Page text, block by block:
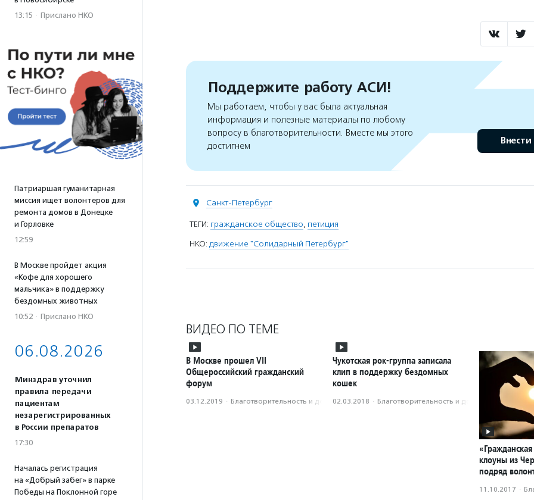
13:15 · Прислано НКО
Патриаршая гуманитарная
миссия ищет волонтеров для
ремонта домов в Донецке
и Горловке
12:59
В Москве пройдет акция
«Кофе для хорошего
мальчика» в поддержку
бездомных животных
10:52 · Прислано НКО
06.08.2026
Минздрав уточнил
правила передачи
пациентам
незарегистрированных
в России препаратов
17:30
Началась регистрация
на «Добрый забег» в парке
Победы на Поклонной горе
Поддержите работу АСИ!
Мы работаем, чтобы у вас была актуальная
информация и полезные материалы по любому
вопросу в благотворительности. Вместе мы этого
достигнем
Внести
Санкт-Петербург
ТЕГИ: гражданское общество, петиция
НКО: движение "Солидарный Петербург"
ВИДЕО ПО ТЕМЕ
В Москве прошел VII
Общероссийский гражданский
форум
03.12.2019 · Благотвори­тель­ность и доброволь­чест­во
Чукотская рок-группа записала
клип в поддержку бездомных
кошек
02.03.2018 · Благотвори­тель­ность и доброволь­чест­во
клоуны из
подряд
11.10.2017 ·